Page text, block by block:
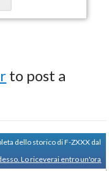
to post a
dello storico di F-ZXXX dal
Lo riceverai entro un'ora